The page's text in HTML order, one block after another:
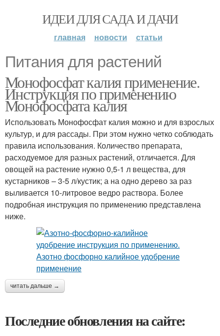
ИДЕИ ДЛЯ САДА И ДАЧИ
главная новости статьи
Питания для растений
Монофосфат калия применение.
Инструкция по применению
Монофосфата калия
Использовать Монофосфат калия можно и для взрослых
культур, и для рассады. При этом нужно четко соблюдать
правила использования. Количество препарата,
расходуемое для разных растений, отличается. Для
овощей на растение нужно 0,5-1 л вещества, для
кустарников – 3-5 л/кустик; а на одно дерево за раз
выливается 10-литровое ведро раствора. Более
подробная инструкция по применению представлена
ниже.
читать дальше →
Последние обновления на сайте: